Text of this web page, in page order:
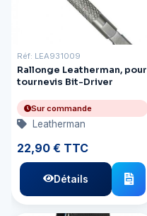
Réf: LEA931009
Rallonge Leatherman, pour
tournevis Bit-Driver
Sur commande
Leatherman
22,90 € TTC
Détails